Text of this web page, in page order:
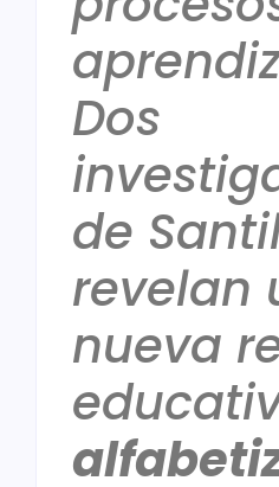
Dos
de
revelan
nueva